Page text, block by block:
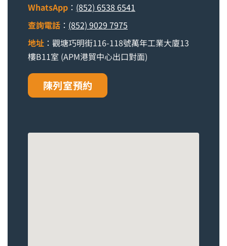
WhatsApp ： (852) 6538 6541
查詢電話 ： (852) 9029 7975
地址 ：觀塘巧明街116-118號萬年工業大廈13
樓B11室 (APM港貿中心出口對面)
陳列室預約